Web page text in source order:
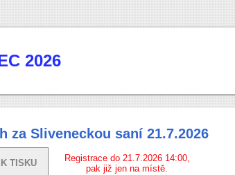
2026
za Sliveneckou saní 21.7.2026
K TISKU
Registrace do 21.7.2026 14:00,
pak již jen na místě.